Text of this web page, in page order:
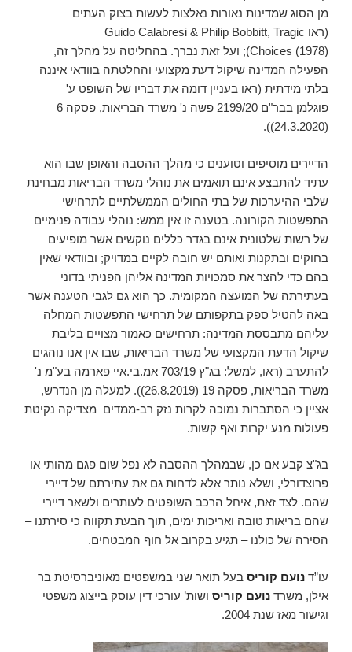
מן הסוג שמדינות נאורות נאלצות לעשות בצוק העתים
(ראו Guido Calabresi & Philip Bobbitt, Tragic
Choices (1978)); ועל זאת נברך. בהחליטה על מהלך זה,
הפעילה המדינה שיקול דעת מקצועי והחלטתה בוודאי איננה
בלתי מידתית (ראו בעניין דומה את דבריו של השופט ע'
פוגלמן בבר"ם 2199/20 פשה נ' משרד הבריאות, פסקה 6
(24.3.2020)).
הדיירים מוסיפים וטוענים כי מהלך ההסבה והאופן שבו הוא
עתיד להתבצע אינם תואמים את נוהלי משרד הבריאות מבחינת
שלבי ההיערכות של בתי החולים הממשלתיים לתרחישי
התפשטות הקורונה. בטענה זו אין ממש: נוהלי עבודה פנימיים
של רשות שלטונית אינם בגדר כללים נוקשים אשר מופיעים
בחוקים ובתקנות ואותם יש חובה לקיים במדויק; ובוודאי שאין
בהם כדי להצר את סמכויות המדינה אליהן הפניתי בדוני
בעתירתה של המועצה המקומית. כך הוא גם לגבי הטענה אשר
באה להטיל ספק בתקפותם של תרחישי התפשטות המחלה
עליהם מתבססת המדינה: תרחישים כאמור מצויים בליבת
שיקול הדעת המקצועי של משרד הבריאות, שבו אין אנו נוהגים
להתערב (ראו, למשל: בג"ץ 703/19 אמ.בי.איי פארמה בע"מ נ'
משרד הבריאות, פסקה 19 (‏26.8.2019)). למעלה מן הנדרש,
אציין כי הסתברות נמוכה לקרות נזק רב-ממדים מצדיקה נקיטת
פעולות מנע יקרות ואף קשות.
בג"צ קבע אם כן, שבמהלך ההסבה לא נפל שום פגם מהותי או
פרוצדורלי, ושלא נותר אלא לדחות גם את עתירתם של דיירי
שהם. לצד זאת, איחל הרכב השופטים לעותרים ולשאר דיירי
שהם בריאות טובה ואריכות ימים, תוך הבעת תקווה כי סירתנו –
הסירה של כולנו – תגיע בקרוב אל חוף המבטחים.
עו”ד נועם קוריס בעל תואר שני במשפטים מאוניברסיטת בר
אילן, משרד נועם קוריס ושות’ עורכי דין עוסק בייצוג משפטי
וגישור מאז שנת 2004.